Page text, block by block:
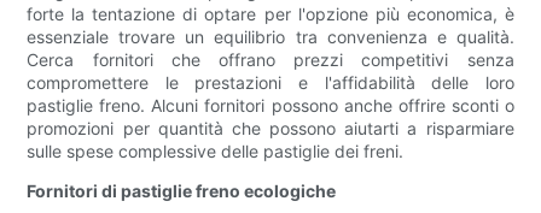
forte la tentazione di optare per l'opzione più economica, è
essenziale trovare un equilibrio tra convenienza e qualità.
Cerca fornitori che offrano prezzi competitivi senza
compromettere le prestazioni e l'affidabilità delle loro
pastiglie freno. Alcuni fornitori possono anche offrire sconti o
promozioni per quantità che possono aiutarti a risparmiare
sulle spese complessive delle pastiglie dei freni.
Fornitori di pastiglie freno ecologiche